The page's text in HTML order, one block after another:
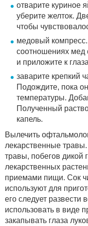
отварите куриное
уберите желток.
чтобы
медовый
соотношениях мед
и приложите к
заварите крепкий
Подождите, пока
температуры.
Полученный
капель.
Вылечить
лекарственные
травы, побегов дикой
лекарственных
приемами пищи. Сок
используют для
его следует развести
использовать в виде
закапывать глаза